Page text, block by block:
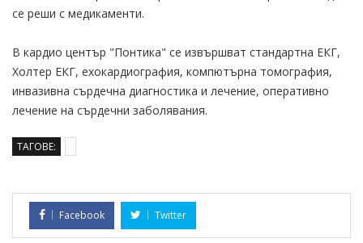
се реши с медикаменти.
В кардио център "Понтика" се извършват стандартна ЕКГ,
Холтер ЕКГ, ехокардиография, компютърна томография,
инвазивна сърдечна диагностика и лечение, оперативно
лечение на сърдечни заболявания.
ТАГОВЕ:
Facebook Twitter